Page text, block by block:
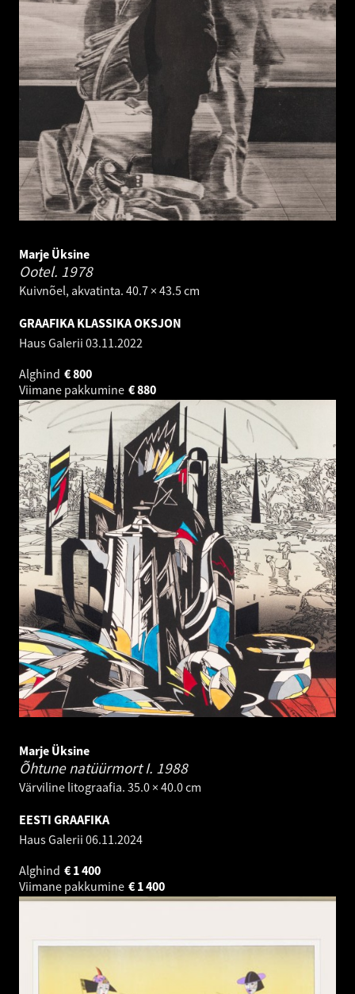
Marje Üksine
Ootel. 1978
Kuivnõel, akvatinta. 40.7 × 43.5 cm
GRAAFIKA KLASSIKA OKSJON
Haus Galerii 03.11.2022
Alghind
800
€
Viimane pakkumine
880
€
Marje Üksine
Õhtune natüürmort I. 1988
Värviline litograafia. 35.0 × 40.0 cm
EESTI GRAAFIKA
Haus Galerii 06.11.2024
Alghind
1 400
€
Viimane pakkumine
1 400
€